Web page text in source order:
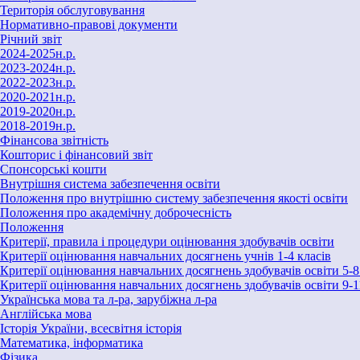
Територія обслуговування
Нормативно-правові документи
Річний звіт
2024-2025н.р.
2023-2024н.р.
2022-2023н.р.
2020-2021н.р.
2019-2020н.р.
2018-2019н.р.
Фінансова звітність
Кошторис і фінансовий звіт
Спонсорські кошти
Внутрішня система забезпечення освіти
Положення про внутрішню систему забезпечення якості освіти
Положення про академічну доброчесність
Положення
Критерії, правила і процедури оцінювання здобувачів освіти
Критерії оцінювання навчальних досягнень учнів 1-4 класів
Критерії оцінювання навчальних досягнень здобувачів освіти
Критерії оцінювання навчальних досягнень здобувачів освіти 9-
Українська мова та л-ра, зарубіжна л-ра
Англійська мова
Історія України, всесвітня історія
Математика, інформатика
Фізика